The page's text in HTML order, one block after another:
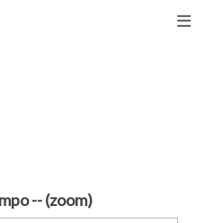
-- (zoom)